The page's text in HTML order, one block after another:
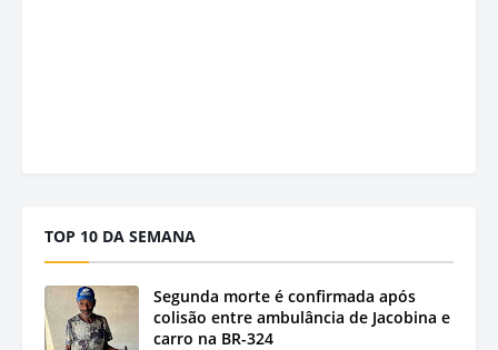
TOP 10 DA SEMANA
Segunda morte é confirmada após
colisão entre ambulância de Jacobina e
carro na BR-324